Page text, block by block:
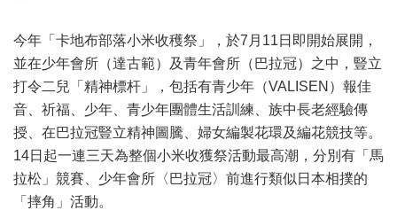
今年「卡地布部落小米收穫祭」，於7月11日即開始展開，
並在少年會所（達古範）及青年會所（巴拉冠​）之中，豎立
打令二兒「精神標杆」，包括有青少年（VALISEN）報佳
音、祈福、少年、青少年團體生活訓練、族中長老經驗傳
授、在巴拉冠豎立精神圖騰、婦女編製花環及編花競技等。
14日起一連三天為整個小米收獲祭活動最高潮，分別有「馬
拉松」競賽、少年會所〈巴拉冠〉前進行類似日本相撲的
「摔角」活動。